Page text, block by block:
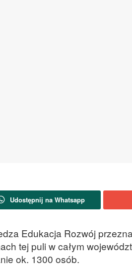
Udostępnij na Whatsapp
Edukacja Rozwój
tej puli w całym
ok. 1300 osób.